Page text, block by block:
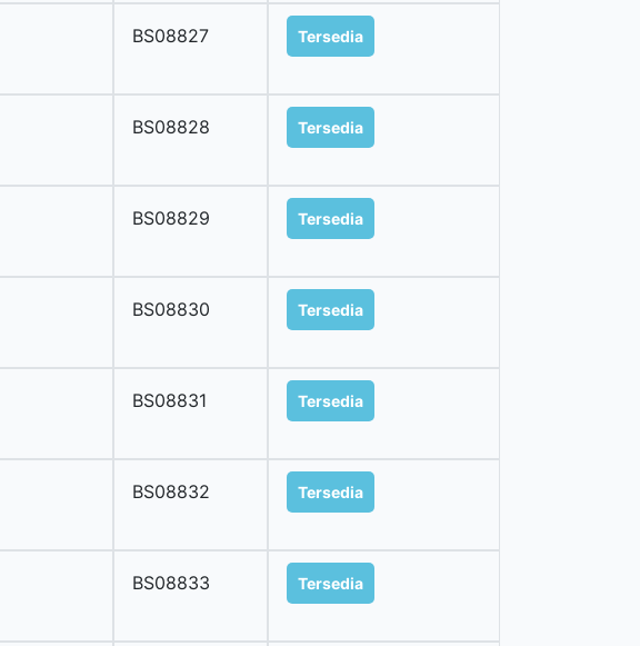
BS08827 Tersedia
BS08828 Tersedia
BS08829 Tersedia
BS08830 Tersedia
BS08831 Tersedia
BS08832 Tersedia
BS08833 Tersedia